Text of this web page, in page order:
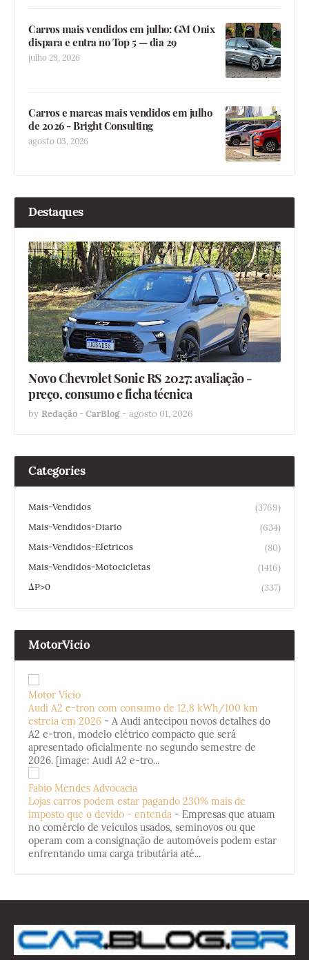
Carros mais vendidos em julho: GM Onix
dispara e entra no Top 5 — dia 29
julho 29, 2026
Carros e marcas mais vendidos em julho
de 2026 - Bright Consulting
agosto 03, 2026
Destaques
Novo Chevrolet Sonic RS 2027: avaliação -
preço, consumo e ficha técnica
by Redação - CarBlog - agosto 01, 2026
Categories
Mais-Vendidos
(3769)
Mais-Vendidos-Diario
(634)
Mais-Vendidos-Eletricos
(80)
Mais-Vendidos-Motocicletas
(1416)
ΔP>0
(337)
MotorVicio
Motor Vício
Audi A2 e-tron com consumo de 12,8 kWh/100 km
estreia em 2026 - A Audi antecipou novos detalhes do
A2 e-tron, modelo elétrico compacto que será
apresentado oficialmente no segundo semestre de
2026. [image: Audi A2 e-tro...
Fabio Mendes Advocacia
Lojas carros podem estar pagando 230% mais de
imposto que o devido - entenda - Empresas que atuam
no comércio de veículos usados, seminovos ou que
operam com a consignação de automóveis podem estar
enfrentando uma carga tributária até...